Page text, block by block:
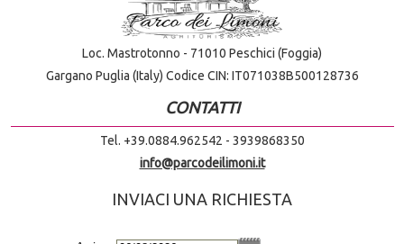
Loc. Mastrotonno - 71010 Peschici (Foggia)
Gargano Puglia (Italy) Codice CIN: IT071038B500128736
CONTATTI
Tel. +39.0884.962542 - 3939868350
info@parcodeilimoni.it
INVIACI UNA RICHIESTA